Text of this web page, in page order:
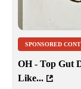
SPONSORED
OH - Top Gut
Like...